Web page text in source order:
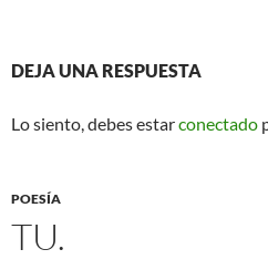
DEJA UNA RESPUESTA
Lo siento, debes estarconectado
POESÍA
TU.